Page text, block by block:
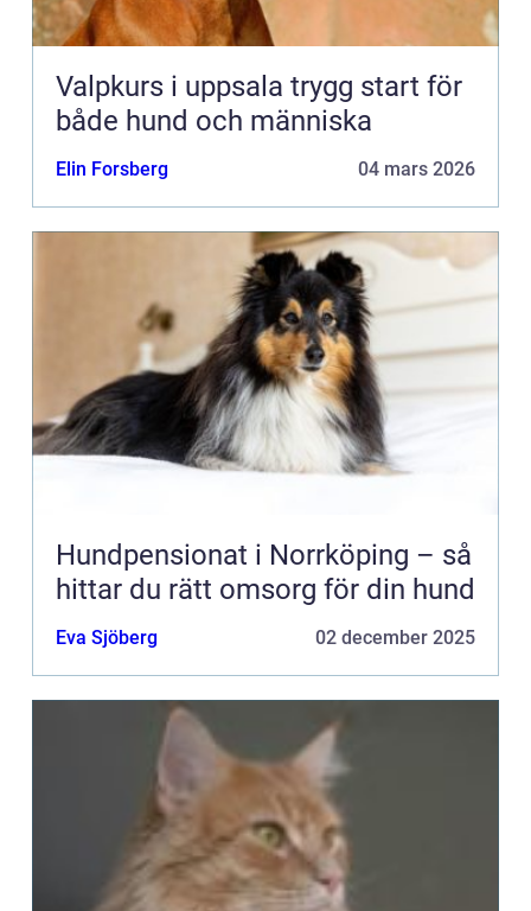
Valpkurs i uppsala trygg start för
både hund och människa
Elin Forsberg 04 mars 2026
Hundpensionat i Norrköping – så
hittar du rätt omsorg för din hund
Eva Sjöberg 02 december 2025